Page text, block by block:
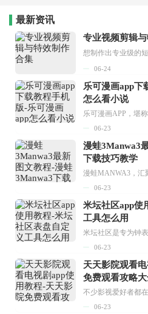
最新资讯
专业视频剪辑
06-24
乐可漫画app下
怎么看小说
06-23
漫蛙3Manwa3
下载技巧教学
06-23
米坛社区app使
工具怎么用
06-23
天天影院观看
免费观看攻略
06-23